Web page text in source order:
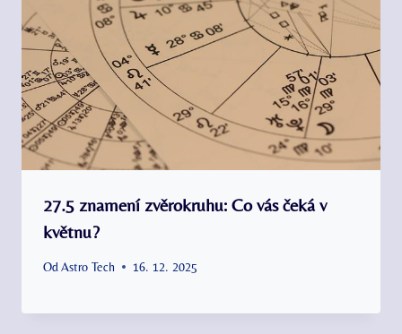
27.5 znamení zvěrokruhu: Co vás čeká v
květnu?
Od Astro Tech 16. 12. 2025